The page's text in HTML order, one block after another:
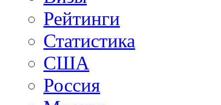
Рейтинги
Статистика
США
Россия